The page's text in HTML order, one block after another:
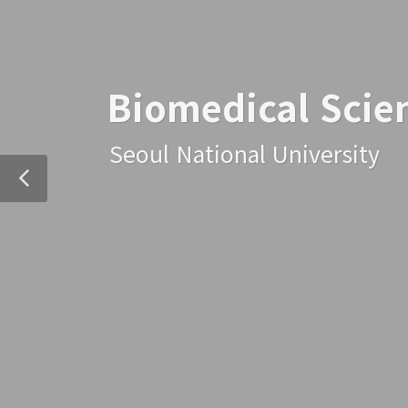
Biomedical
Seoul National University